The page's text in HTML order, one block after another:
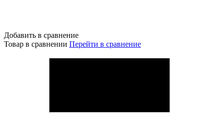
Добавить в сравнение
Товар в сравнении Перейти в сравнение